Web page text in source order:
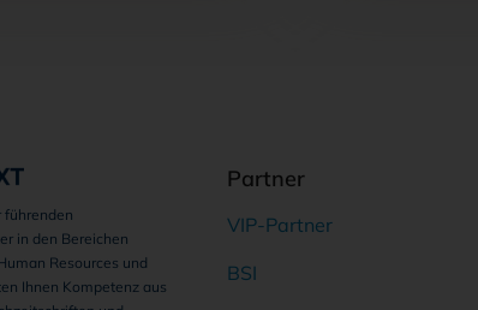
führenden
in den Bereichen
Resources und
Ihnen Kompetenz aus
Partner
VIP-Partner
BSI